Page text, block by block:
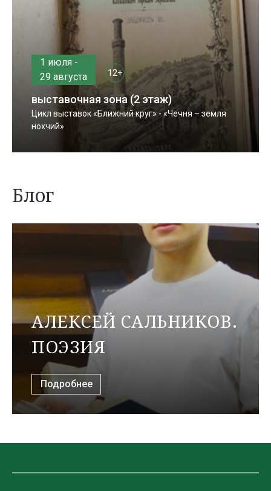
1 июля -
29 августа
12+
выставочная зона (2 этаж)
Цикл выставок «Ближний круг» - «Чечня – земля
нохчий»
Блог
АЛЕКСЕЙ САЛЬНИКОВ.
ПОЭЗИЯ
Подробнее